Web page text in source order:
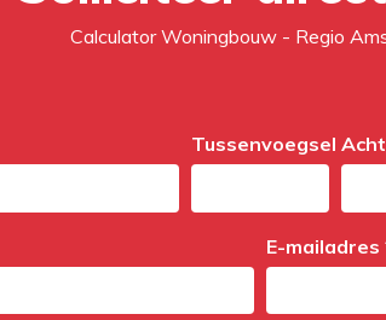
Calculator Woningbouw - Regio
Tussenvoegsel
E-mailadres